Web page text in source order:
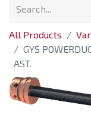
All Products
GYS
AST.